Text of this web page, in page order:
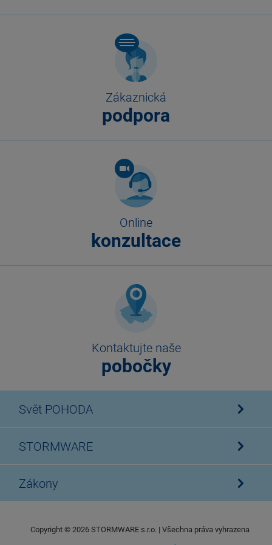
Zákaznická
podpora
Online
konzultace
Kontaktujte naše
pobočky
Svět POHODA
STORMWARE
Zákony
Copyright © 2026STORMWARE s.r.o. | Všechna práva vyhrazena